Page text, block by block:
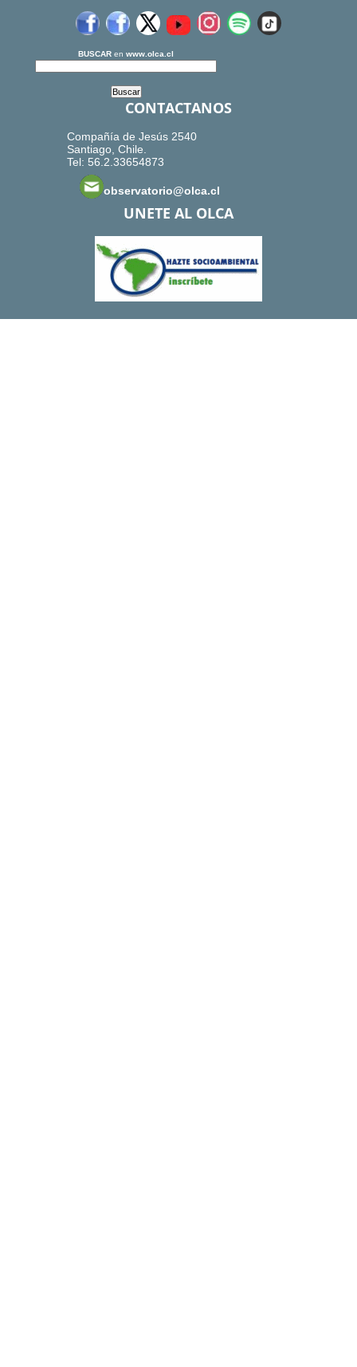
BUSCAR en www.olca.cl
CONTACTANOS
Compañía de Jesús 2540
Santiago, Chile.
Tel: 56.2.33654873
observatorio@olca.cl
UNETE AL OLCA